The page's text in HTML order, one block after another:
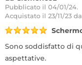
Pubblicato il 04/01/24.
Acquistato il 23/11/23
Sono soddisfatto di
aspettative.